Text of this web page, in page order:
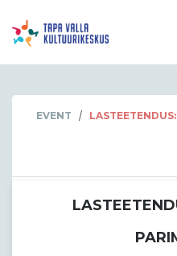
EVENT /